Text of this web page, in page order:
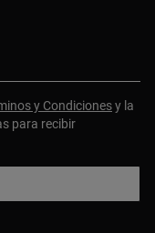
y Condicionesy la
para recibir